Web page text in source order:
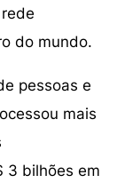
do mundo.
pessoas e
mais
3 bilhões em